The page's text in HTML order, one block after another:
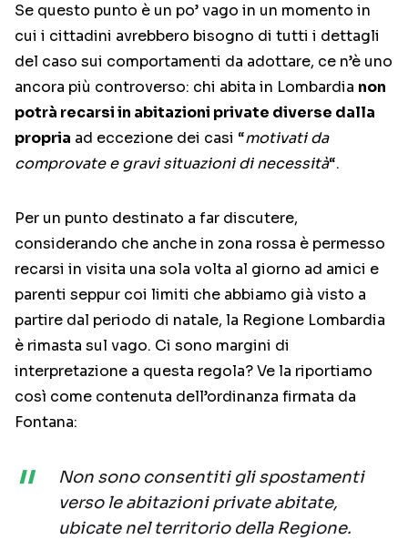
Se questo punto è un po’ vago in un momento in
cui i cittadini avrebbero bisogno di tutti i dettagli
del caso sui comportamenti da adottare, ce n’è uno
ancora più controverso: chi abita in Lombardia non
potrà recarsi in abitazioni private diverse dalla
propria ad eccezione dei casi “motivati da
comprovate e gravi situazioni di necessità“.
Per un punto destinato a far discutere,
considerando che anche in zona rossa è permesso
recarsi in visita una sola volta al giorno ad amici e
parenti seppur coi limiti che abbiamo già visto a
partire dal periodo di natale, la Regione Lombardia
è rimasta sul vago. Ci sono margini di
interpretazione a questa regola? Ve la riportiamo
così come contenuta dell’ordinanza firmata da
Fontana:
Non sono consentiti gli spostamenti
verso le abitazioni private abitate,
ubicate nel territorio della Regione.